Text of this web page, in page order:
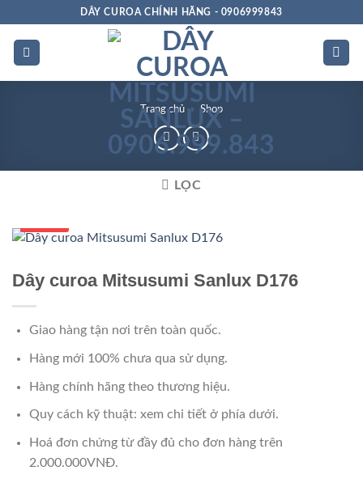
dung
DÂY CUROA CHÍNH HÃNG - 0906999843
Trang chủ » Shop
LỌC
Dây curoa Mitsusumi Sanlux D176
Giao hàng tận nơi trên toàn quốc.
Hàng mới 100% chưa qua sử dụng.
Hàng chính hãng theo thương hiệu.
Quy cách kỹ thuật: xem chi tiết ở phía dưới.
Hoá đơn chứng từ đầy đủ cho đơn hàng trên
2.000.000VNĐ.